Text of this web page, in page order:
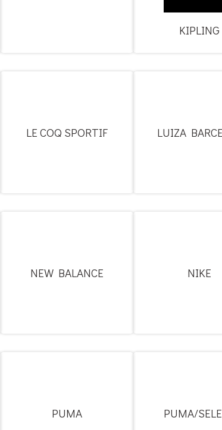
KIPLING
LE COQ SPORTIF LUIZA
NEW BALANCE NIKE
PUMA PUMA/